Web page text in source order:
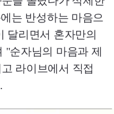
는 반성하는 마음으
달리면서 혼자만의
순자님의 마음과 제
라이브에서 직접